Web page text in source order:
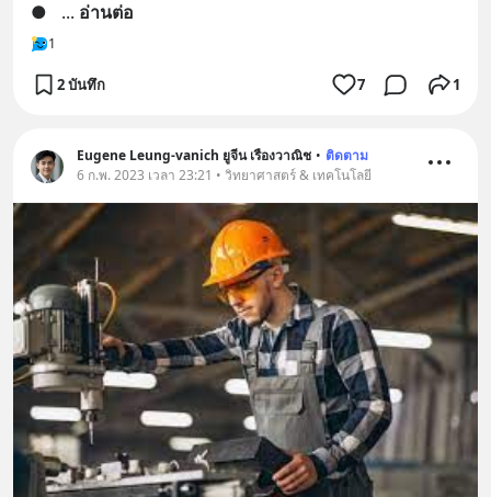
●
... อ่านต่อ
1
2 บันทึก 7 1
Eugene Leung-vanich ยูจีน เรืองวาณิช • ติดตาม
6 ก.พ. 2023 เวลา 23:21 • วิทยาศาสตร์ & เทคโนโลยี